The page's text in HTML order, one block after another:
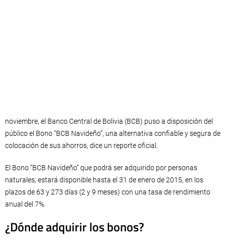
noviembre, el Banco Central de Bolivia (BCB) puso a disposición del
público el Bono “BCB Navideño”, una alternativa confiable y segura de
colocación de sus ahorros, dice un reporte oficial.
El Bono “BCB Navideño” que podrá ser adquirido por personas
naturales, estará disponible hasta el 31 de enero de 2015, en los
plazos de 63 y 273 días (2 y 9 meses) con una tasa de rendimiento
anual del 7%.
¿Dónde adquirir los bonos?